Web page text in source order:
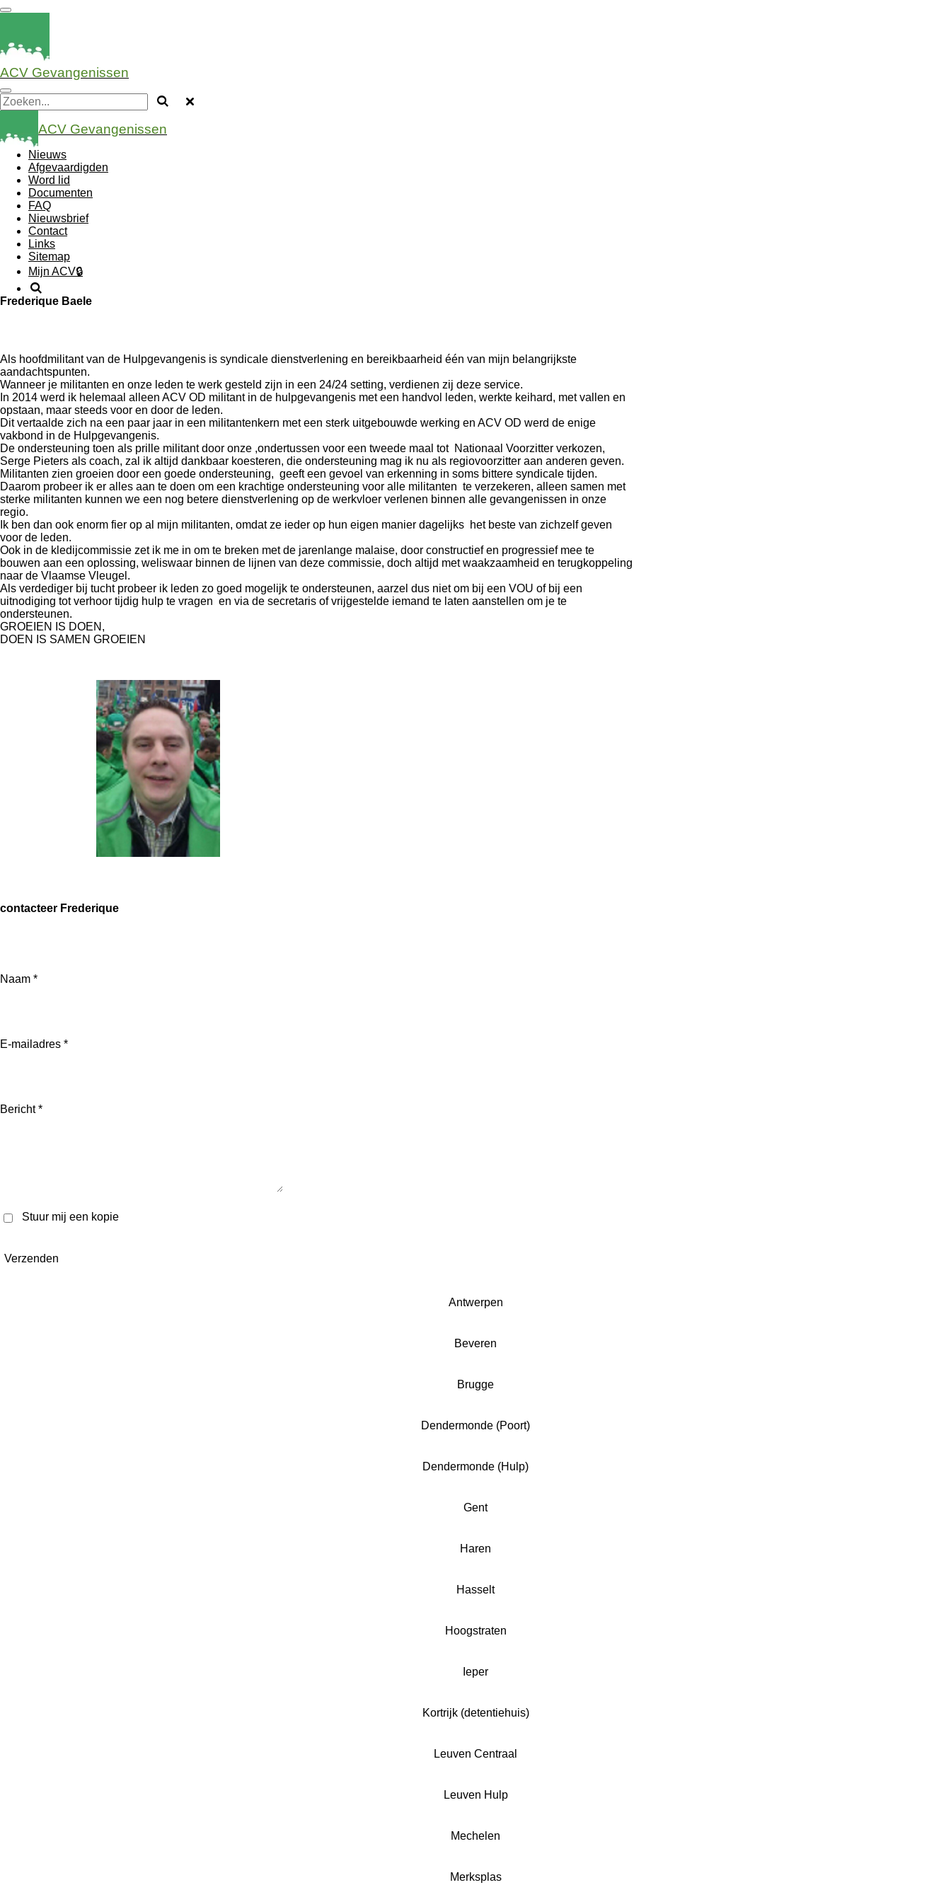
Ga
de
hoofdinhoud
ACV Gevangenissen
ACV Gevangenissen
Nieuws
Afgevaardigden
Word lid
Documenten
FAQ
Nieuwsbrief
Contact
Links
Sitemap
Mijn ACV🔒
Frederique Baele
Als hoofdmilitant van de Hulpgevangenis is syndicale dienstverlening en bereikbaarheid één van mijn belangrijkste
aandachtspunten.
Wanneer je militanten en onze leden te werk gesteld zijn in een 24/24 setting, verdienen zij deze service.
In 2014 werd ik helemaal alleen ACV OD militant in de hulpgevangenis met een handvol leden, werkte keihard, met vallen en
opstaan, maar steeds voor en door de leden.
Dit vertaalde zich na een paar jaar in een militantenkern met een sterk uitgebouwde werking en ACV OD werd de enige
vakbond in de Hulpgevangenis.
De ondersteuning toen als prille militant door onze ,ondertussen voor een tweede maal tot Nationaal Voorzitter verkozen,
Serge Pieters als coach, zal ik altijd dankbaar koesteren, die ondersteuning mag ik nu als regiovoorzitter aan anderen geven.
Militanten zien groeien door een goede ondersteuning, geeft een gevoel van erkenning in soms bittere syndicale tijden.
Daarom probeer ik er alles aan te doen om een krachtige ondersteuning voor alle militanten te verzekeren, alleen samen met
sterke militanten kunnen we een nog betere dienstverlening op de werkvloer verlenen binnen alle gevangenissen in onze
regio.
Ik ben dan ook enorm fier op al mijn militanten, omdat ze ieder op hun eigen manier dagelijks het beste van zichzelf geven
voor de leden.
Ook in de kledijcommissie zet ik me in om te breken met de jarenlange malaise, door constructief en progressief mee te
bouwen aan een oplossing, weliswaar binnen de lijnen van deze commissie, doch altijd met waakzaamheid en terugkoppeling
naar de Vlaamse Vleugel.
Als verdediger bij tucht probeer ik leden zo goed mogelijk te ondersteunen, aarzel dus niet om bij een VOU of bij een
uitnodiging tot verhoor tijdig hulp te vragen en via de secretaris of vrijgestelde iemand te laten aanstellen om je te
ondersteunen.
GROEIEN IS DOEN,
DOEN IS SAMEN GROEIEN
contacteer Frederique
Naam *
E-mailadres *
Bericht *
Stuur mij een kopie
Verzenden
Antwerpen
Beveren
Brugge
Dendermonde (Poort)
Dendermonde (Hulp)
Gent
Haren
Hasselt
Hoogstraten
Ieper
Kortrijk (detentiehuis)
Leuven Centraal
Leuven Hulp
Mechelen
Merksplas